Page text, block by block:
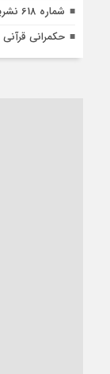
شماره 618 نشریه آوای کاشمر
حکمرانی